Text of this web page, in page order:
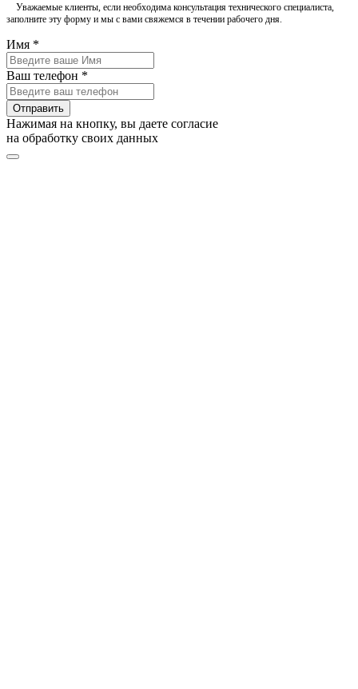
Уважаемые клиенты, если необходима консультация технического специалиста,
заполните эту форму и мы с вами свяжемся в течении рабочего дня.
Имя *
Ваш телефон *
Отправить
Нажимая на кнопку, вы даете согласие
на обработку своих данных